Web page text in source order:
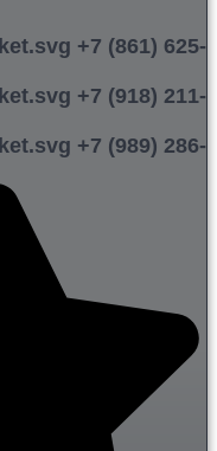
+7 (861) 625-
+7 (918) 211-
+7 (989) 286-